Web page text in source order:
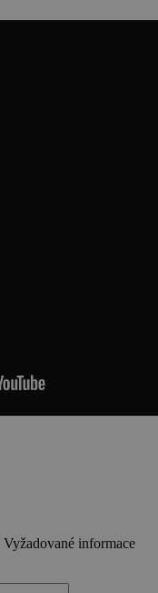
Vyžadované informace